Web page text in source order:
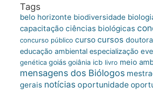
Tags
belo horizonte biodiversidade
capacitação ciências biológicas
concurso público curso cursos
educação ambiental especialização
genética goiás goiânia icb livro meio
mensagens dos Biólogos
gerais notícias oportunidade